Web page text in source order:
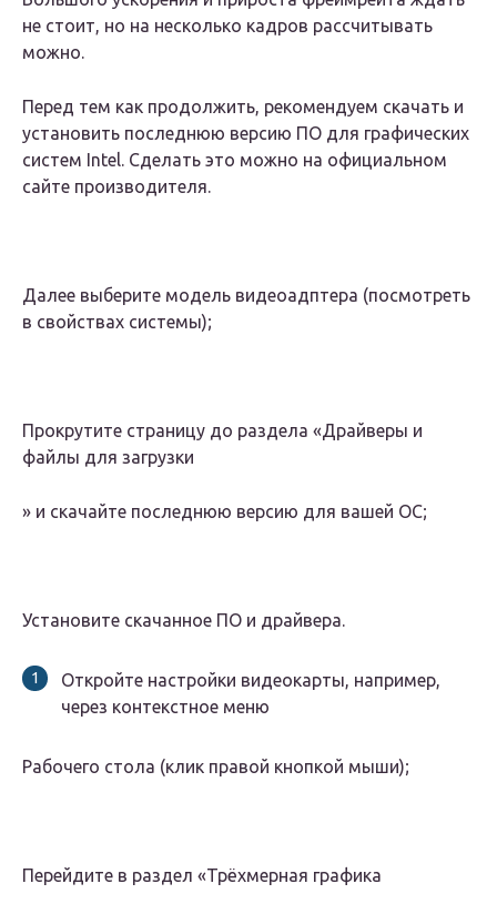
не стоит, но на несколько кадров рассчитывать
можно.
Перед тем как продолжить, рекомендуем скачать и
установить последнюю версию ПО для графических
систем Intel. Сделать это можно на официальном
сайте производителя.
Далее выберите модель видеоадптера (посмотреть
в свойствах системы);
Прокрутите страницу до раздела «Драйверы и
файлы для загрузки
» и скачайте последнюю версию для вашей ОС;
Установите скачанное ПО и драйвера.
Откройте настройки видеокарты, например,
через контекстное меню
Рабочего стола (клик правой кнопкой мыши);
Перейдите в раздел «Трёхмерная графика